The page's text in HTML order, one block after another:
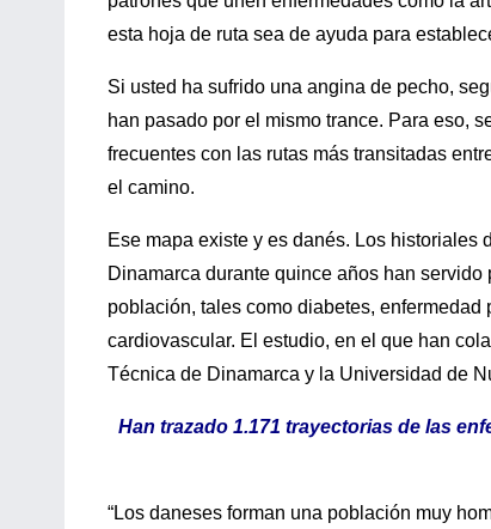
esta hoja de ruta sea de ayuda para
Si usted ha sufrido una angina de pecho,
han pasado por el mismo trance. Para eso,
frecuentes con las rutas más transitadas
el camino.
Ese mapa existe y es danés. Los
Dinamarca durante quince años han
población, tales como diabetes,
cardiovascular. El estudio, en el que han
Técnica de Dinamarca y la Universidad de
Han trazado 1.171 trayectorias de las
“Los daneses forman una población muy